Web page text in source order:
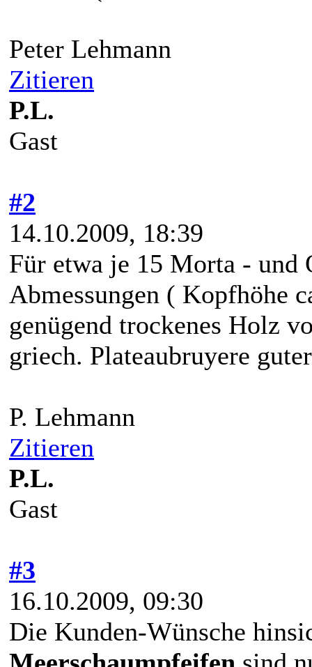
Peter Lehmann
Zitieren
P.L.
Gast
#2
14.10.2009, 18:39
Für etwa je 15 Morta -
Abmessungen ( Kopfhöhe
genügend trockenes Holz
griech. Plateaubruyere
P. Lehmann
Zitieren
P.L.
Gast
#3
16.10.2009, 09:30
Die Kunden-Wünsche